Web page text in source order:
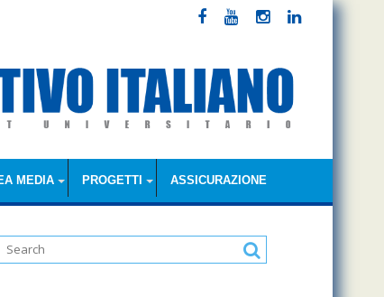
MEDIA PROGETTI ASSICURAZIONE